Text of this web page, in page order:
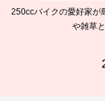
250ccバイクの愛好家が
や雑草